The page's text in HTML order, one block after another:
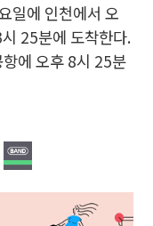
일에 인천에서 오
25분에 도착한다.
에 오후 8시 25분